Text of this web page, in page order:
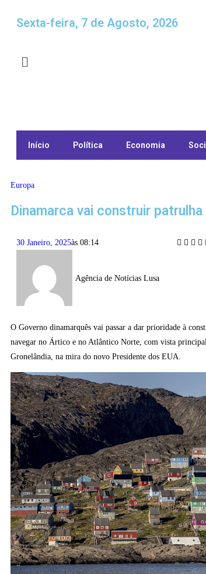
Sexta-feira, 7 de Agosto, 2026
Início Política Economia
Europa
Dinamarca vai construir
30 Janeiro, 2025às 08:14
Agência de Notícias Lusa
O Governo dinamarquês vai passar a dar prioridade à
navegar no Ártico e no Atlântico Norte, com vista
Gronelândia, na mira do novo Presidente dos EUA.